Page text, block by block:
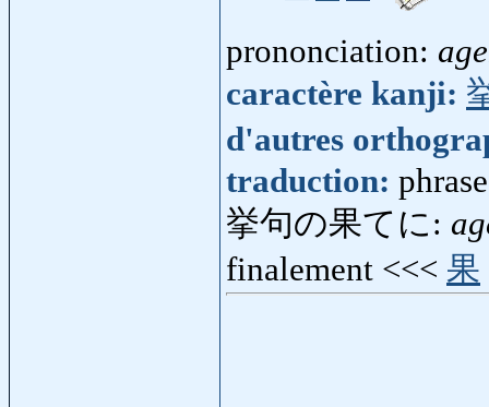
prononciation:
caractère kanji:
d'autres
traduction:
挙句の果てに:
finalement <<< 果